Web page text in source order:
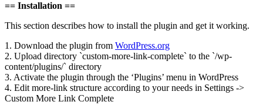
== Installation ==
This section describes how to install the plugin and get it working.
1. Download the plugin from WordPress.org
2. Upload directory `custom-more-link-complete` to the `/wp-
content/plugins/` directory
3. Activate the plugin through the ‘Plugins’ menu in WordPress
4. Edit more-link structure according to your needs in Settings ->
Custom More Link Complete